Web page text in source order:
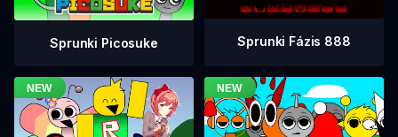
Sprunki Picosuke Sprunki Fázis 888